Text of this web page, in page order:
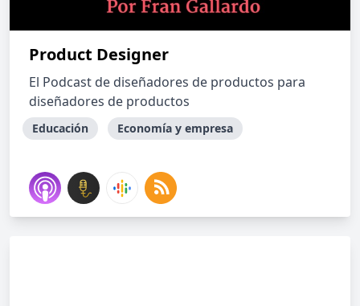
Product Designer
El Podcast de diseñadores de productos para
diseñadores de productos
Educación Economía y empresa